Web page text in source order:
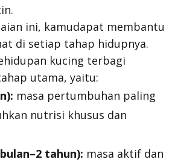
ini, kamudapat membantu
di setiap tahap hidupnya.
kucing terbagi
utama, yaitu:
masa pertumbuhan paling
nutrisi khusus dan
tahun): masa aktif dan